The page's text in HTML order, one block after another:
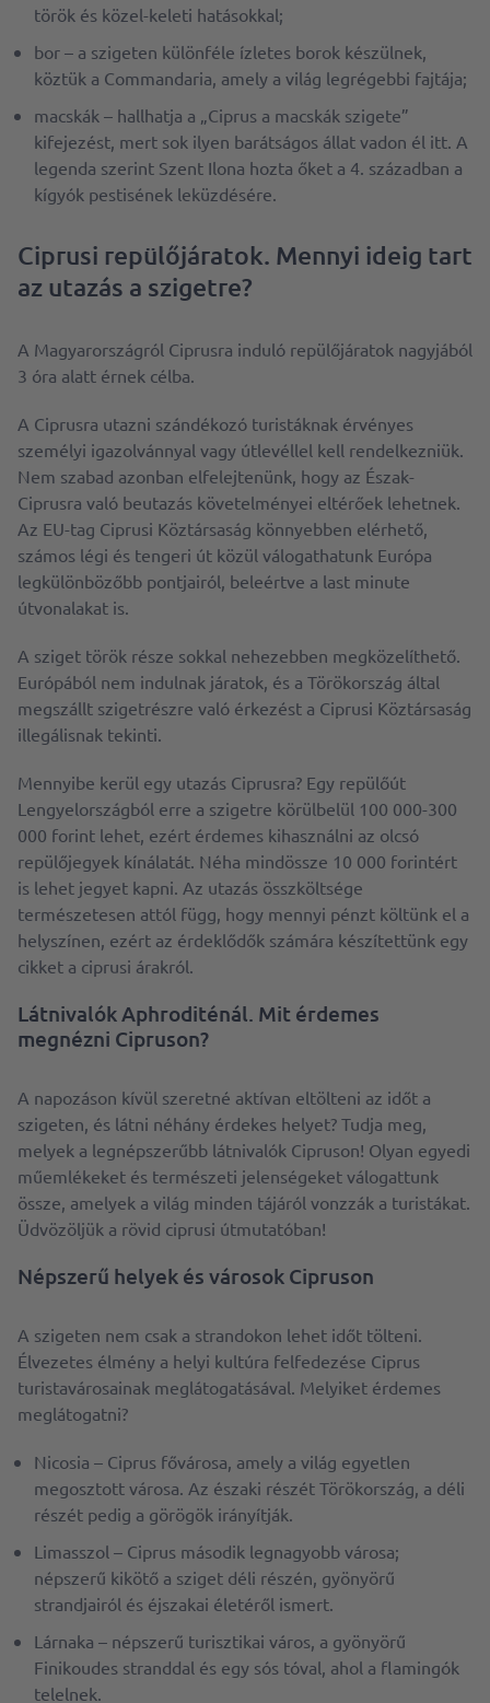
török ​​és közel-keleti hatásokkal;
bor – a szigeten különféle ízletes borok készülnek,
köztük a Commandaria, amely a világ legrégebbi fajtája;
macskák – hallhatja a „Ciprus a macskák szigete”
kifejezést, mert sok ilyen barátságos állat vadon él itt. A
legenda szerint Szent Ilona hozta őket a 4. században a
kígyók pestisének leküzdésére.
Ciprusi repülőjáratok. Mennyi ideig tart
az utazás a szigetre?
A Magyarországról Ciprusra induló repülőjáratok nagyjából
3 óra alatt érnek célba.
A Ciprusra utazni szándékozó turistáknak érvényes
személyi igazolvánnyal vagy útlevéllel kell rendelkezniük.
Nem szabad azonban elfelejtenünk, hogy az Észak-
Ciprusra való beutazás követelményei eltérőek lehetnek.
Az EU-tag Ciprusi Köztársaság könnyebben elérhető,
számos légi és tengeri út közül válogathatunk Európa
legkülönbözőbb pontjairól, beleértve a last minute
útvonalakat is.
A sziget török ​​része sokkal nehezebben megközelíthető.
Európából nem indulnak járatok, és a Törökország által
megszállt szigetrészre való érkezést a Ciprusi Köztársaság
illegálisnak tekinti.
Mennyibe kerül egy utazás Ciprusra? Egy repülőút
Lengyelországból erre a szigetre körülbelül 100 000-300
000 forint lehet, ezért érdemes kihasználni az olcsó
repülőjegyek kínálatát. Néha mindössze 10 000 forintért
is lehet jegyet kapni. Az utazás összköltsége
természetesen attól függ, hogy mennyi pénzt költünk el a
helyszínen, ezért az érdeklődők számára készítettünk egy
cikket a ciprusi árakról.
Látnivalók Aphroditénál. Mit érdemes
megnézni Cipruson?
A napozáson kívül szeretné aktívan eltölteni az időt a
szigeten, és látni néhány érdekes helyet? Tudja meg,
melyek a legnépszerűbb látnivalók Cipruson! Olyan egyedi
műemlékeket és természeti jelenségeket válogattunk
össze, amelyek a világ minden tájáról vonzzák a turistákat.
Üdvözöljük a rövid ciprusi útmutatóban!
Népszerű helyek és városok Cipruson
A szigeten nem csak a strandokon lehet időt tölteni.
Élvezetes élmény a helyi kultúra felfedezése Ciprus
turistavárosainak meglátogatásával. Melyiket érdemes
meglátogatni?
Nicosia – Ciprus fővárosa, amely a világ egyetlen
megosztott városa. Az északi részét Törökország, a déli
részét pedig a görögök irányítják.
Limasszol – Ciprus második legnagyobb városa;
népszerű kikötő a sziget déli részén, gyönyörű
strandjairól és éjszakai életéről ismert.
Lárnaka – népszerű turisztikai város, a gyönyörű
Finikoudes stranddal és egy sós tóval, ahol a flamingók
telelnek.